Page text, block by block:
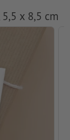
x 8,5 cm